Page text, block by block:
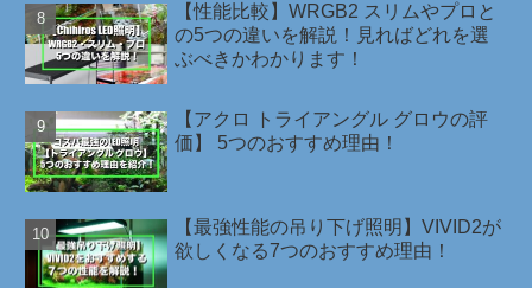
【性能比較】WRGB2 スリムやプロと
の5つの違いを解説！見ればどれを選
ぶべきかわかります！
【アクロ トライアングル グロウの評
価】 5つのおすすめ理由！
【最強性能の吊り下げ照明】VIVID2が
欲しくなる7つのおすすめ理由！